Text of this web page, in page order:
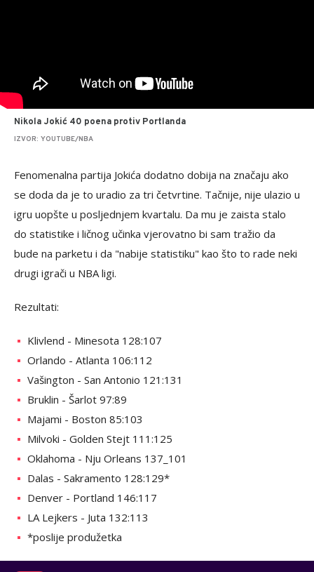
Nikola Jokić 40 poena protiv Portlanda
IZVOR: YOUTUBE/NBA
Fenomenalna partija Jokića dodatno dobija na značaju ako
se doda da je to uradio za tri četvrtine. Tačnije, nije ulazio u
igru uopšte u posljednjem kvartalu. Da mu je zaista stalo
do statistike i ličnog učinka vjerovatno bi sam tražio da
bude na parketu i da "nabije statistiku" kao što to rade neki
drugi igrači u NBA ligi.
Rezultati:
Klivlend - Minesota 128:107
Orlando - Atlanta 106:112
Vašington - San Antonio 121:131
Bruklin - Šarlot 97:89
Majami - Boston 85:103
Milvoki - Golden Stejt 111:125
Oklahoma - Nju Orleans 137_101
Dalas - Sakramento 128:129*
Denver - Portland 146:117
LA Lejkers - Juta 132:113
*poslije produžetka